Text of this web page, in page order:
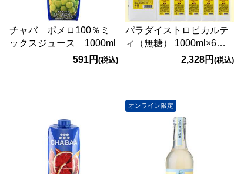
チャバ ポメロ100％ミ
ックスジュース 1000ml
591円(税込)
パラダイストロピカルテ
ィ（無糖） 1000ml×6本
【賞味期限：2027/1/9】
2,328円 (税込)
オンライン限定